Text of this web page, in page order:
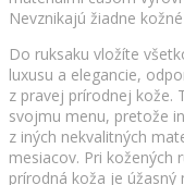
Nevznikajú žiadne
Do ruksaku vložíte
luxusu a elegancie,
z pravej prírodnej kože.
svojmu menu, pretože
z iných nekvalitných
mesiacov. Pri kožených
prírodná koža je